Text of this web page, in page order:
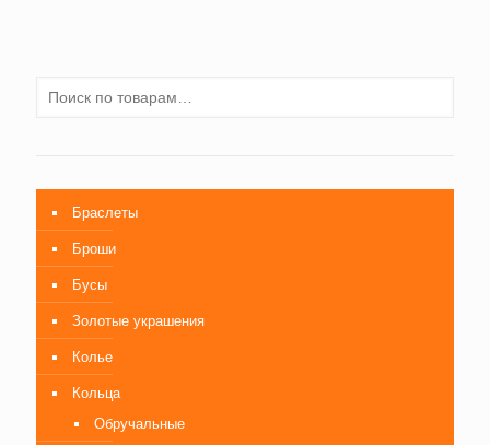
Браслеты
Броши
Бусы
Золотые украшения
Колье
Кольца
Обручальные